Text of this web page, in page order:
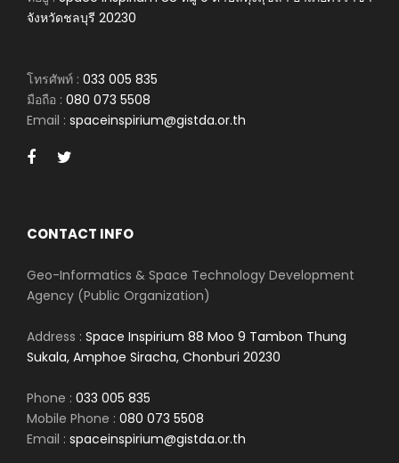
จังหวัดชลบุรี 20230
โทรศัพท์ : 033 005 835
มือถือ : 080 073 5508
Email : spaceinspirium@gistda.or.th
CONTACT INFO
Geo-Informatics & Space Technology Development
Agency (Public Organization)
Address : Space Inspirium 88 Moo 9 Tambon Thung
Sukala, Amphoe Siracha, Chonburi 20230
Phone : 033 005 835
Mobile Phone : 080 073 5508
Email : spaceinspirium@gistda.or.th